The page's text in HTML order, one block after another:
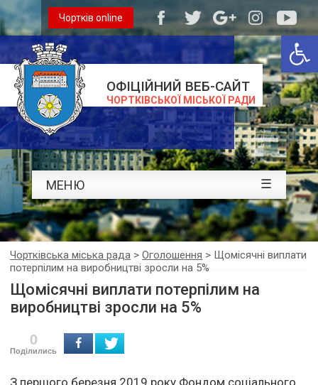
ОФІЦІЙНИЙ ВЕБ-САЙТ
ЧОРТКІВСЬКОЇ МІСЬКОЇ РАДИ
Чортків online
МЕНЮ ☰
Чортківська міська рада >Оголошення > Щомісячні виплати
потерпілим на виробництві зросли на 5%
Щомісячні виплати потерпілим на
виробництві зросли на 5%
0
Поділились